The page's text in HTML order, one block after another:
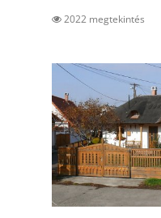
2022 megtekintés